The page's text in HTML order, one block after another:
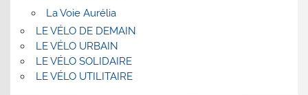
La Voie Aurélia
LE VÉLO DE DEMAIN
LE VÉLO URBAIN
LE VÉLO SOLIDAIRE
LE VÉLO UTILITAIRE